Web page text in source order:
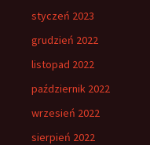
styczeń 2023
grudzień 2022
listopad 2022
październik 2022
wrzesień 2022
sierpień 2022